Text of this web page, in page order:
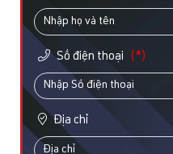
Số điện thoại (*)
Địa chỉ